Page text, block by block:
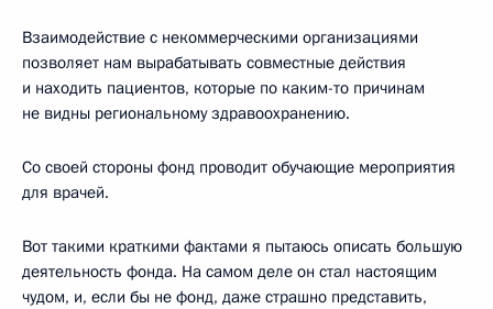
Взаимодействие с некоммерческими организациями
позволяет нам вырабатывать совместные действия
и находить пациентов, которые по каким-то причинам
не видны региональному здравоохранению.
Со своей стороны фонд проводит обучающие мероприятия
для врачей.
Вот такими краткими фактами я пытаюсь описать большую
деятельность фонда. На самом деле он стал настоящим
чудом, и, если бы не фонд, даже страшно представить,